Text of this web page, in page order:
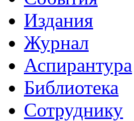
Издания
Журнал
Аспирантура
Библиотека
Сотруднику